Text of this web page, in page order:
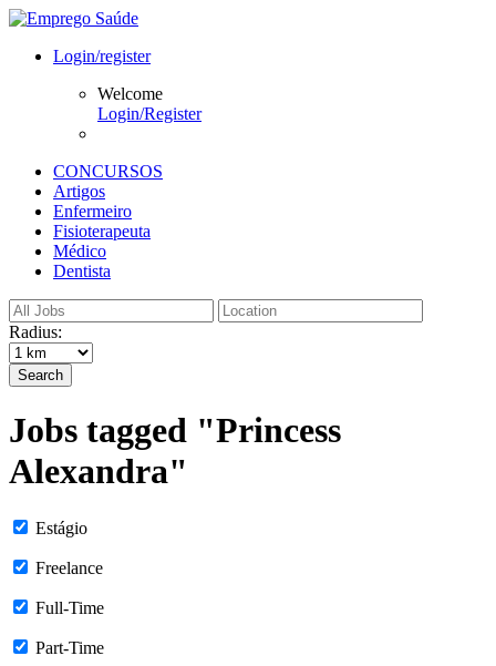
Login/register
Welcome
Login/Register
CONCURSOS
Artigos
Enfermeiro
Fisioterapeuta
Médico
Dentista
Radius:
Search
Jobs tagged "Princess
Alexandra"
Estágio
Freelance
Full-Time
Part-Time